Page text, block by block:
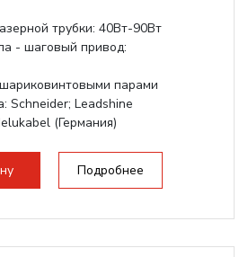
трубки: 40Вт-90Вт
- шаговый привод:
парами
Schneider; Leadshine
(Германия)
Подробнее